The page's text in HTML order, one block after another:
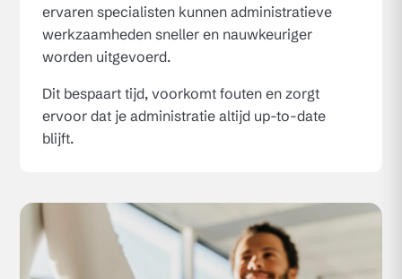
ervaren specialisten kunnen administratieve
werkzaamheden sneller en nauwkeuriger
worden uitgevoerd.
Dit bespaart tijd, voorkomt fouten en zorgt
ervoor dat je administratie altijd up-to-date
blijft.